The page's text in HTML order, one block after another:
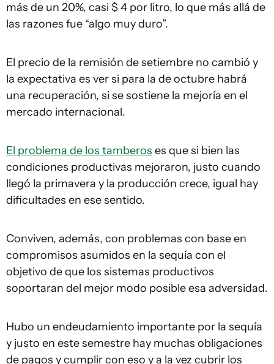
más de un 20%, casi $ 4 por litro, lo que más allá de
las razones fue “algo muy duro”.
El precio de la remisión de setiembre no cambió y
la expectativa es ver si para la de octubre habrá
una recuperación, si se sostiene la mejoría en el
mercado internacional.
El problema de los tamberos es que si bien las
condiciones productivas mejoraron, justo cuando
llegó la primavera y la producción crece, igual hay
dificultades en ese sentido.
Conviven, además, con problemas con base en
compromisos asumidos en la sequía con el
objetivo de que los sistemas productivos
soportaran del mejor modo posible esa adversidad.
Hubo un endeudamiento importante por la sequía
y justo en este semestre hay muchas obligaciones
de pagos y cumplir con eso y a la vez cubrir los